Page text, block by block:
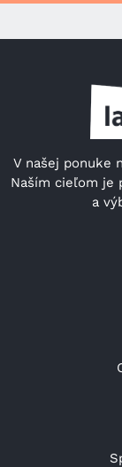
V našej ponuke
Naším cieľom je
a